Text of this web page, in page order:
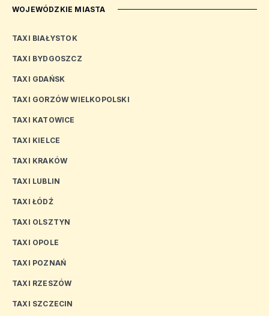
WOJEWÓDZKIE MIASTA
TAXI BIAŁYSTOK
TAXI BYDGOSZCZ
TAXI GDAŃSK
TAXI GORZÓW WIELKOPOLSKI
TAXI KATOWICE
TAXI KIELCE
TAXI KRAKÓW
TAXI LUBLIN
TAXI ŁÓDŹ
TAXI OLSZTYN
TAXI OPOLE
TAXI POZNAŃ
TAXI RZESZÓW
TAXI SZCZECIN